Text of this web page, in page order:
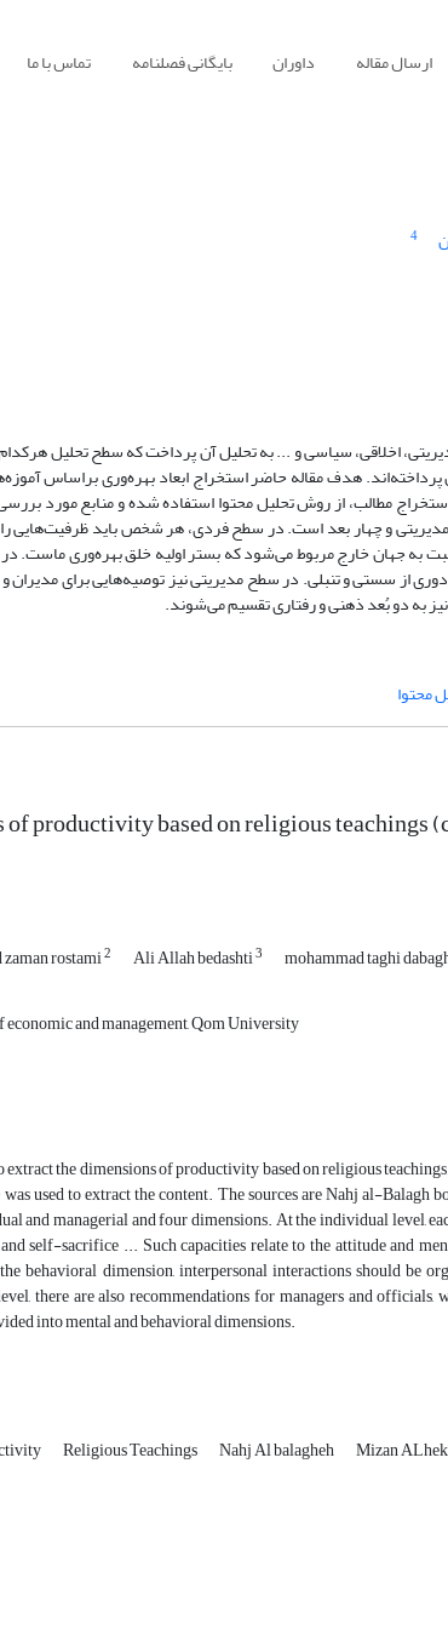
ارسال مقاله داوران بایگانی فصلنامه تماس با ما
4
اخلاقی، سیاسی و ... به تحلیل آن پرداخت که سطح تحلیل
هدف مقاله حاضر استخراج ابعاد بهره‌وری بر‌اساس
مطالب، از روش تحلیل محتوا استفاده شده و منابع مورد بررسی
و چهار بعد است. در سطح فردی، هر شخص باید ظرفیت‌هایی
به جهان خارج مربوط می‌شود که بستر اولیه خلق بهره‌وری ماست. در
دوری از سستی و تنبلی. در سطح مدیریتی نیز توصیه‌هایی برای
به دو بُعد ذهنی و رفتاری تقسیم می‌شوند.
محتوا
productivity based on religious
rostami2 Ali Allah bedashti3 mohammad taghi
and management, Qom University
the dimensions of productivity based on religious
used to extract the content. The sources are Nahj al-
and managerial and four dimensions. At the individual level,
self-sacrifice ... Such capacities relate to the attitude and
behavioral dimension, interpersonal interactions should be
there are also recommendations for managers and
into mental and behavioral dimensions.
Religious Teachings Nahj Al balagheh Mizan